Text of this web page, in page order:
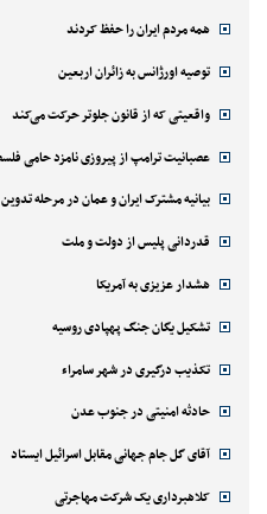
همه مردم ایران را حفظ کردند
توصیه اورژانس به زائران اربعین
واقعیتی که از قانون جلوتر حرکت می‌کند
عصبانیت ترامپ از پیروزی نامزد حامی
بیانیه مشترک ایران و عمان در مرحله تدوین
قدردانی پلیس از دولت و ملت
هشدار عزیزی به آمریکا
تشکیل یگان جنگ پهپادی روسیه
تکذیب درگیری در شهر سامراء
حادثه امنیتی در جنوب عدن
آقای گل جام جهانی مقابل اسرائیل ایستاد
کلاهبرداری یک شرکت مهاجرتی